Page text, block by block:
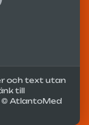
och text utan
till
© AtlantoMed